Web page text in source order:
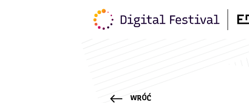
WRÓĆ